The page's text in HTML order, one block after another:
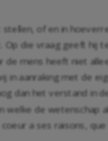
of en in
die vraag geeft hij
mens heeft niet
aanraking met de
dan het verstand in
de wetenschap
a ses raisons, que